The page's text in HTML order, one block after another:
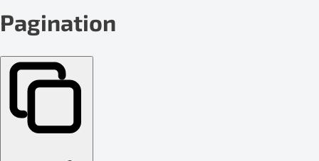
Pagination